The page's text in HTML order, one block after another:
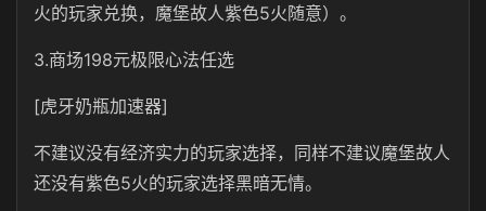
火的玩家兑换，魔堡故人紫色5火随意）。
3.商场198元极限心法任选
[虎牙奶瓶加速器]
不建议没有经济实力的玩家选择，同样不建议魔堡故人
还没有紫色5火的玩家选择黑暗无情。